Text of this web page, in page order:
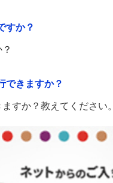
すか？
できますか？
すか？教えてください。